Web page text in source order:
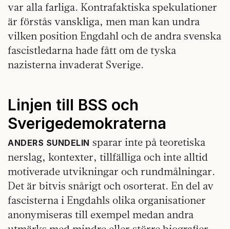
var alla farliga. Kontrafaktiska spekulationer
är förstås vanskliga, men man kan undra
vilken position Engdahl och de andra svenska
fascistledarna hade fått om de tyska
nazisterna invaderat Sverige.
Linjen till BSS och
Sverigedemokraterna
ANDERS SUNDELIN sparar inte på teoretiska
nerslag, kontexter, tillfälliga och inte alltid
motiverade utvikningar och rundmålningar.
Det är bitvis snårigt och osorterat. En del av
fascisterna i Engdahls olika organisationer
anonymiseras till exempel medan andra